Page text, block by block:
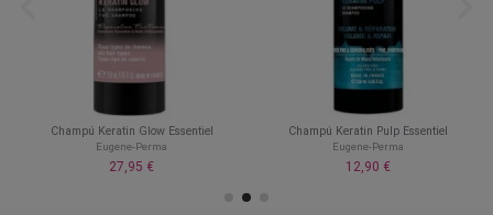
Champú Keratin Glow Essentiel
Eugene-Perma
27,95 €
Champú Keratin Pulp Essentiel
Eugene-Perma
12,90 €